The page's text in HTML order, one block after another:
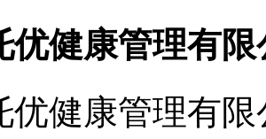
优健康管理有限
优健康管理有